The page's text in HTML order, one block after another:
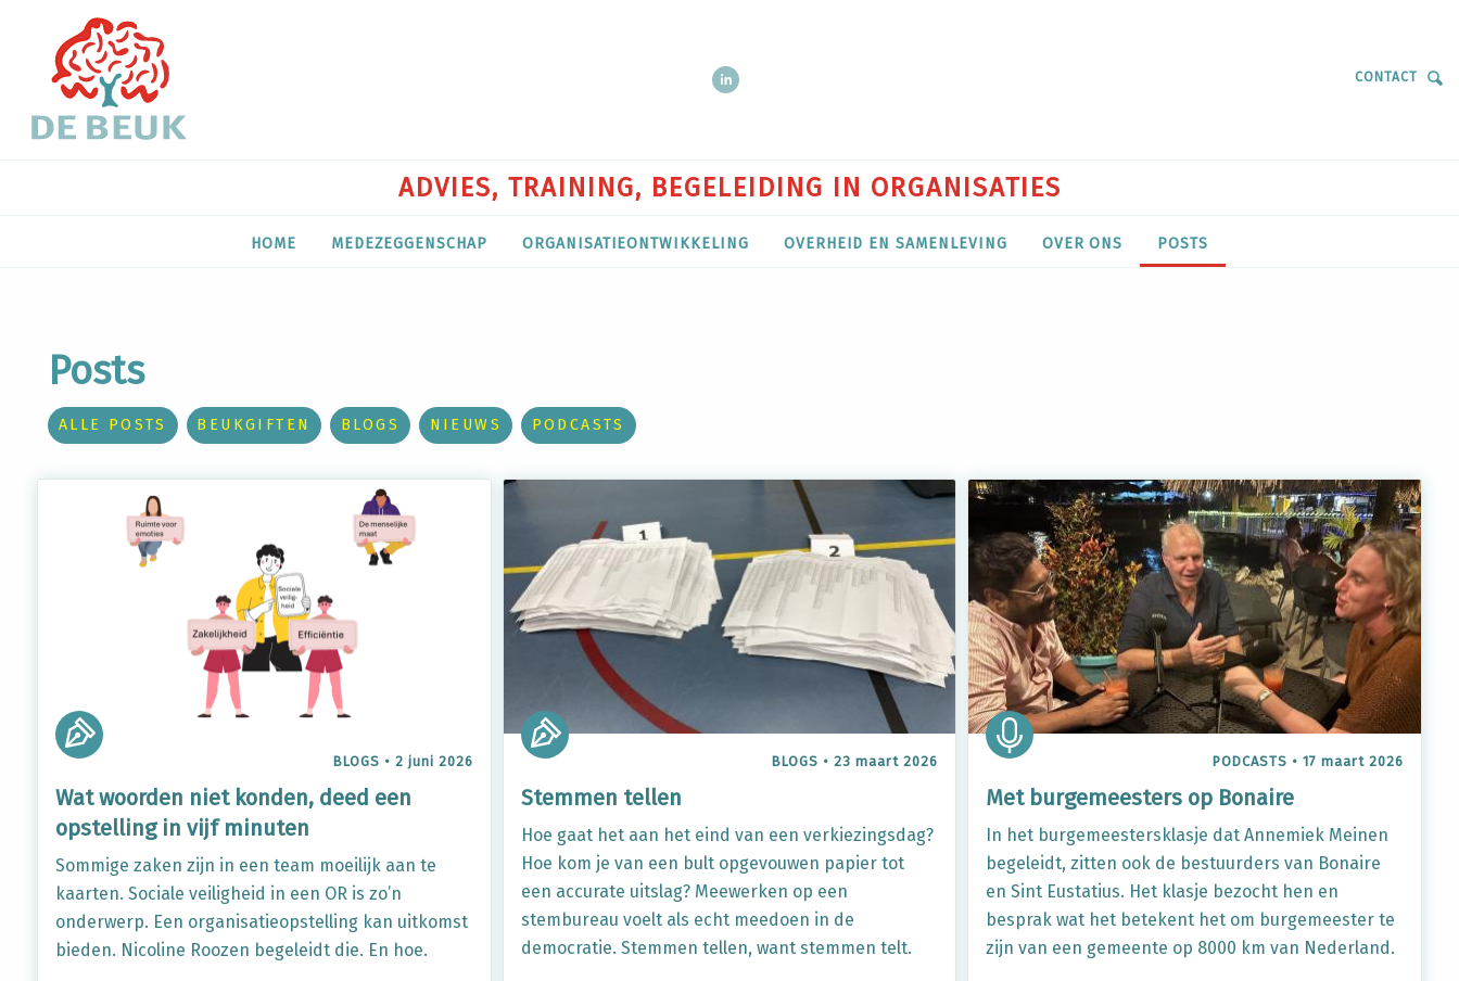
CONTACT
ADVIES, TRAINING, BEGELEIDING IN ORGANISATIES
HOME MEDEZEGGENSCHAP ORGANISATIEONTWIKKELING OVERHEID EN SAMENLEVING OVER ONS POSTS
Posts
ALLE POSTS BEUKGIFTEN BLOGS NIEUWS PODCASTS
BLOGS • 2 juni 2026
Wat woorden niet konden, deed een
opstelling in vijf minuten
Sommige zaken zijn in een team moeilijk aan te
kaarten. Sociale veiligheid in een OR is zo’n
onderwerp. Een organisatieopstelling kan uitkomst
bieden. Nicoline Roozen begeleidt die. En hoe.
BLOGS •23 maart 2026
Stemmen tellen
Hoe gaat het aan het eind van een verkiezingsdag?
Hoe kom je van een bult opgevouwen papier tot
een accurate uitslag? Meewerken op een
stembureau voelt als echt meedoen in de
democratie. Stemmen tellen, want stemmen telt.
PODCASTS • 17 maart 2026
Met burgemeesters op Bonaire
In het burgemeestersklasje dat Annemiek Meinen
begeleidt, zitten ook de bestuurders van Bonaire
en Sint Eustatius. Het klasje bezocht hen en
besprak wat het betekent het om burgemeester te
zijn van een gemeente op 8000 km van Nederland.